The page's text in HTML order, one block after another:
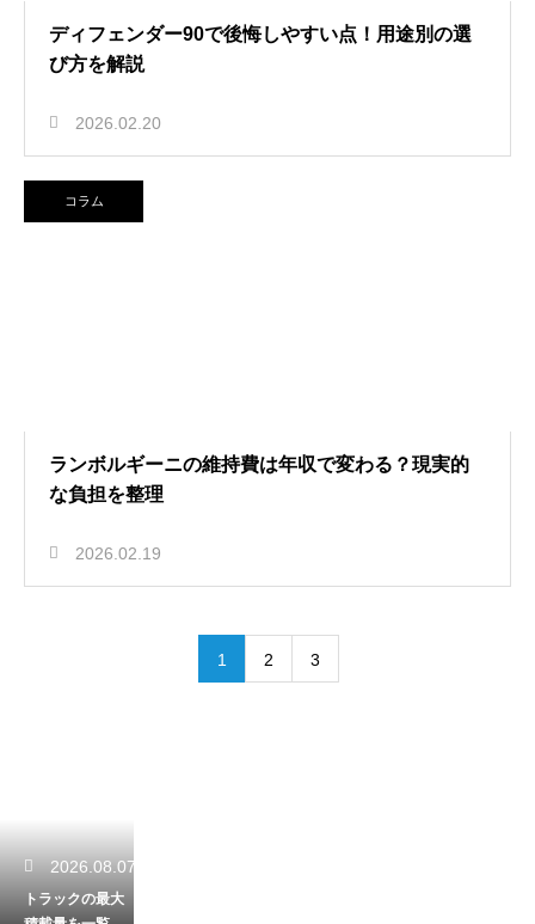
ディフェンダー90で後悔しやすい点！用途別の選
び方を解説
2026.02.20
コラム
ランボルギーニの維持費は年収で変わる？現実的
な負担を整理
2026.02.19
1 2 3
2026.08.07
トラックの最大